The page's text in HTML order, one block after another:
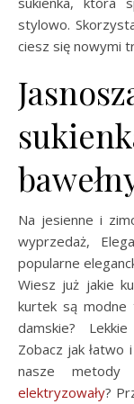
stylowo.
ciesz się nowymi
Na jesienne i
wyprzedaż,
popularne
Wiesz już jakie
kurtek są modne
damskie? Lekkie
Zobacz jak
nasze metody
elektryzowały?